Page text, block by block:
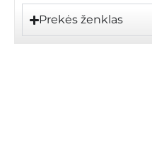
Prekės ženklas